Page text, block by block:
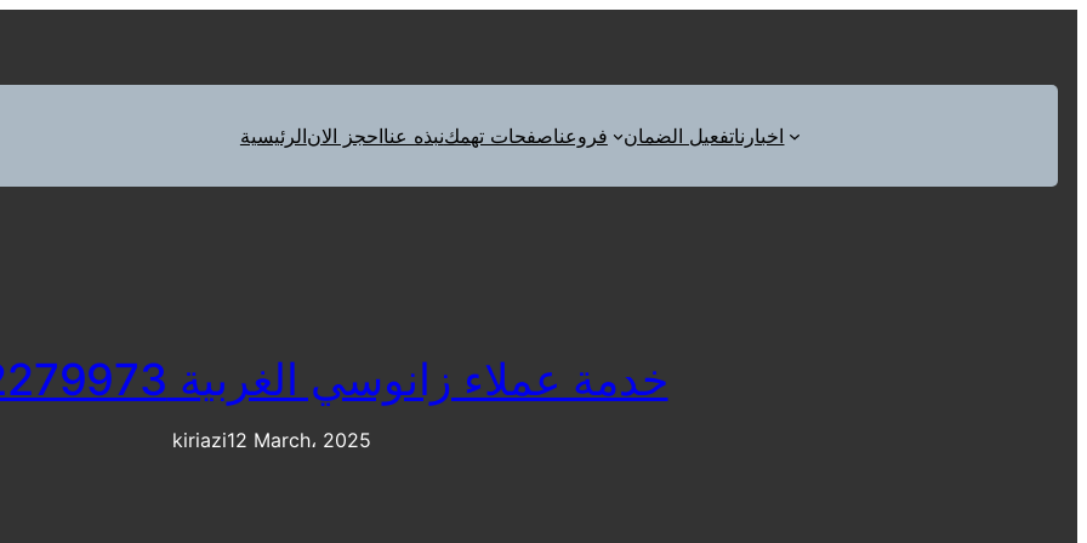
الرئيسيةاحجز الاننبذه عناصفحات تهمكفروعنا تفعيل الضماناخبارنا
خدمة عملاء زانوسي الغربية 01092279973
kiriazi12 March، 2025